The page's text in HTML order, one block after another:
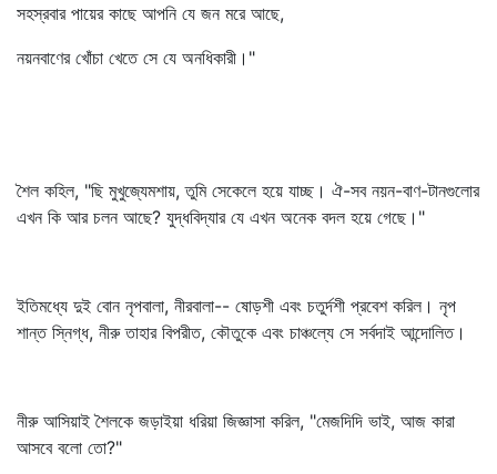
সহস্রবার পায়ের কাছে আপনি যে জন মরে আছে,
নয়নবাণের খোঁচা খেতে সে যে অনধিকারী।"
শৈল কহিল, "ছি মুখুজ্যেমশায়, তুমি সেকেলে হয়ে যাচ্ছ। ঐ-সব নয়ন-বাণ-টানগুলোর
এখন কি আর চলন আছে? যুদ্ধবিদ্যার যে এখন অনেক বদল হয়ে গেছে।"
ইতিমধ্যে দুই বোন নৃপবালা, নীরবালা-- ষোড়শী এবং চতুর্দশী প্রবেশ করিল। নৃপ
শান্ত স্নিগ্ধ, নীরু তাহার বিপরীত, কৌতুকে এবং চাঞ্চল্যে সে সর্বদাই আন্দোলিত।
নীরু আসিয়াই শৈলকে জড়াইয়া ধরিয়া জিজ্ঞাসা করিল, "মেজদিদি ভাই, আজ কারা
আসবে বলো তো?"